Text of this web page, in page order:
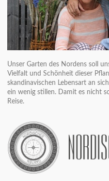
Unser Garten des Nordens soll
Vielfalt und Schönheit dieser
skandinavischen Lebensart an
ein wenig stillen. Damit es nicht
Reise.